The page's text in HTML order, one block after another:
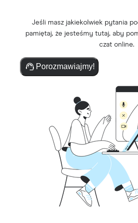
Jeśli masz jakiekolwiek pytania
pamiętaj, że jesteśmy tutaj, aby
czat online.
Porozmawiajmy!